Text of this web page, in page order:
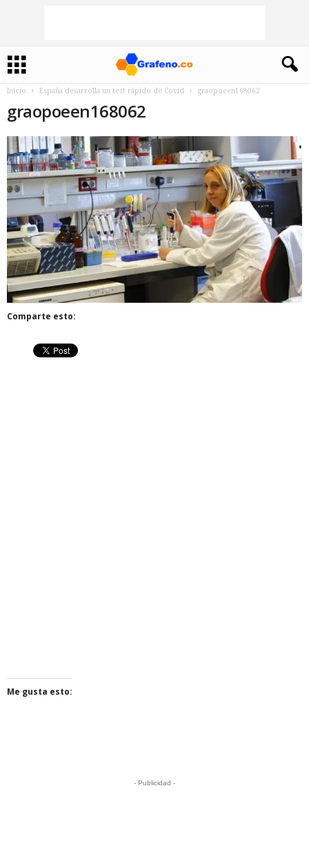
Inicio España desarrolla un test rápido de Covid graopoeen168062
graopoeen168062
Comparte esto:
Me gusta esto:
- Publicidad -